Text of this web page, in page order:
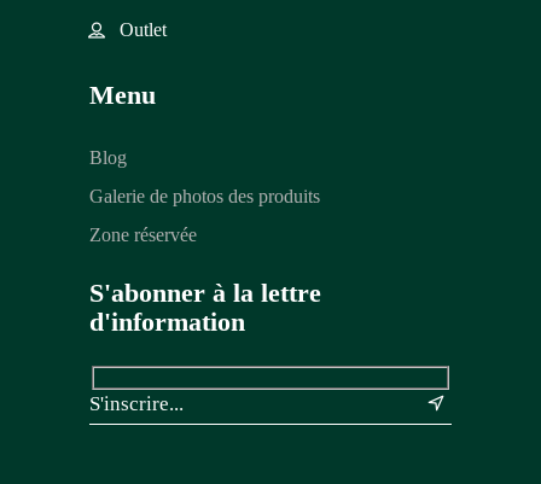
Outlet
Menu
Blog
Galerie de photos des produits
Zone réservée
S'abonner à la lettre
d'information
&